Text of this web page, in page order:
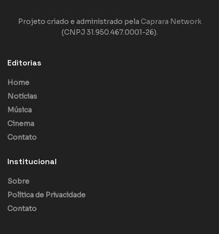
Projeto criado e administrado pela Caprara Network
(CNPJ 31.950.467.0001-26).
Editorias
Home
Notícias
Música
Cinema
Contato
Institucional
Sobre
Política de Privacidade
Contato